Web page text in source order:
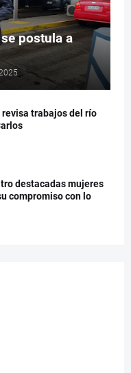
postula a
revisa trabajos del río
destacadas mujeres
compromiso con lo